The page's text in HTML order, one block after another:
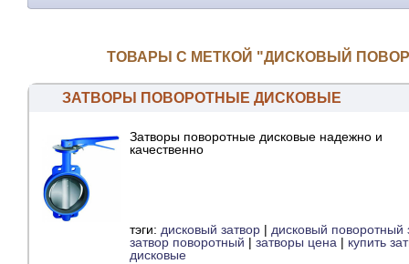
ТОВАРЫ С МЕТКОЙ "ДИСКОВЫЙ
ЗАТВОРЫ ПОВОРОТНЫЕ ДИСКОВЫЕ
Затворы поворотные дисковые надежно и
качественно
тэги: дисковый затвор | дисковый поворотный
затвор поворотный | затворы цена | купить
дисковые